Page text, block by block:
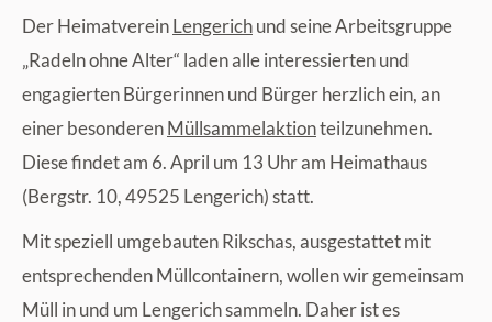
Der HeimatvereinLengerichund seine Arbeitsgruppe
„Radeln ohne Alter“ laden alle interessierten und
engagierten Bürgerinnen und Bürger herzlich ein, an
einer besonderenMüllsammelaktionteilzunehmen.
Diese findet am 6. April um 13 Uhr am Heimathaus
(Bergstr. 10, 49525 Lengerich) statt.
Mit speziell umgebauten Rikschas, ausgestattet mit
entsprechenden Müllcontainern, wollen wir gemeinsam
Müll in und um Lengerich sammeln. Daher ist es